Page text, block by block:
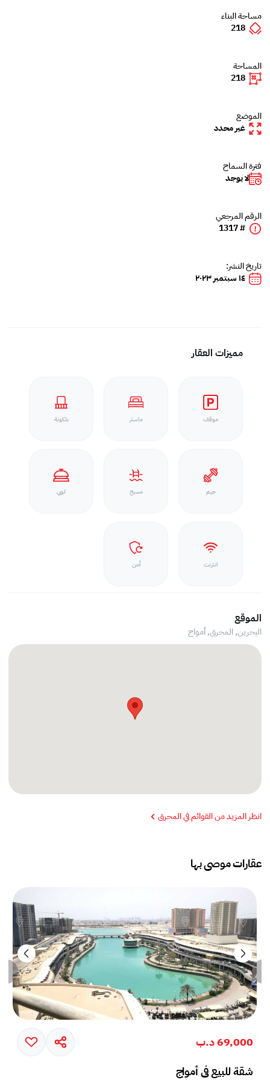
مساحة البناء
218
المساحة
218
الموضع
غير محدد
فترة السماح
لا يوجد
الرقم المرجعي
# 1317
تاريخ النشر:
١٤ سبتمبر ٢٠٢٣
مميزات العقار
موقف ماستر بلكونة
جيم مسبح لوبي
انترنت أمن
الموقع
البحرين, المحرق,أمواج
انظر المزيد من القوائم في المحرق
عقارات موصى بها
69,000 د.ب
شقة للبيع في أمواج